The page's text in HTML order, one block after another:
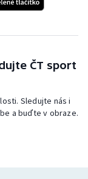
ČT sport
Sledujte nás i
a buďte v obraze.